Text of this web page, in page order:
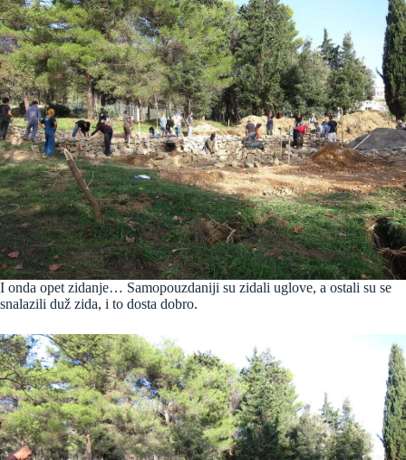
I onda opet zidanje… Samopouzdaniji su zidali uglove, a ostali su se
snalazili duž zida, i to dosta dobro.